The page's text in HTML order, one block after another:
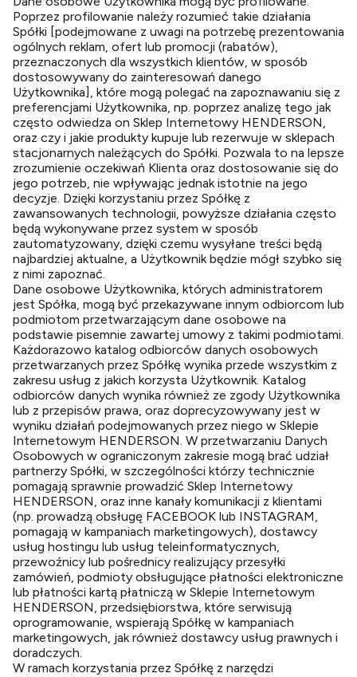
Poprzez profilowanie należy rozumieć takie działania
Spółki [podejmowane z uwagi na potrzebę prezentowania
ogólnych reklam, ofert lub promocji (rabatów),
przeznaczonych dla wszystkich klientów, w sposób
dostosowywany do zainteresowań danego
Użytkownika], które mogą polegać na zapoznawaniu się z
preferencjami Użytkownika, np. poprzez analizę tego jak
często odwiedza on Sklep Internetowy HENDERSON,
oraz czy i jakie produkty kupuje lub rezerwuje w sklepach
stacjonarnych należących do Spółki. Pozwala to na lepsze
zrozumienie oczekiwań Klienta oraz dostosowanie się do
jego potrzeb, nie wpływając jednak istotnie na jego
decyzje. Dzięki korzystaniu przez Spółkę z
zawansowanych technologii, powyższe działania często
będą wykonywane przez system w sposób
zautomatyzowany, dzięki czemu wysyłane treści będą
najbardziej aktualne, a Użytkownik będzie mógł szybko się
z nimi zapoznać.
Dane osobowe Użytkownika, których administratorem
jest Spółka, mogą być przekazywane innym odbiorcom lub
podmiotom przetwarzającym dane osobowe na
podstawie pisemnie zawartej umowy z takimi podmiotami.
Każdorazowo katalog odbiorców danych osobowych
przetwarzanych przez Spółkę wynika przede wszystkim z
zakresu usług z jakich korzysta Użytkownik. Katalog
odbiorców danych wynika również ze zgody Użytkownika
lub z przepisów prawa, oraz doprecyzowywany jest w
wyniku działań podejmowanych przez niego w Sklepie
Internetowym HENDERSON. W przetwarzaniu Danych
Osobowych w ograniczonym zakresie mogą brać udział
partnerzy Spółki, w szczególności którzy technicznie
pomagają sprawnie prowadzić Sklep Internetowy
HENDERSON, oraz inne kanały komunikacji z klientami
(np. prowadzą obsługę FACEBOOK lub INSTAGRAM,
pomagają w kampaniach marketingowych), dostawcy
usług hostingu lub usług teleinformatycznych,
przewoźnicy lub pośrednicy realizujący przesyłki
zamówień, podmioty obsługujące płatności elektroniczne
lub płatności kartą płatniczą w Sklepie Internetowym
HENDERSON, przedsiębiorstwa, które serwisują
oprogramowanie, wspierają Spółkę w kampaniach
marketingowych, jak również dostawcy usług prawnych i
doradczych.
W ramach korzystania przez Spółkę z narzędzi